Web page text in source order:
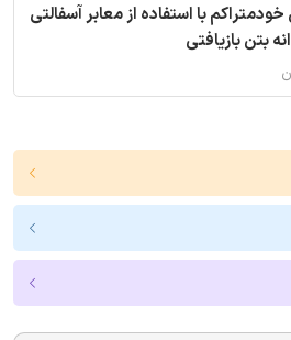
با استفاده از معابر آسفالتی
بتن بازیافتی